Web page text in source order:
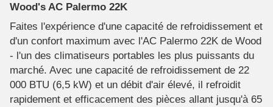
Wood's AC Palermo 22K
Faites l'expérience d'une capacité de refroidissement et
d'un confort maximum avec l'AC Palermo 22K de Wood
- l'un des climatiseurs portables les plus puissants du
marché. Avec une capacité de refroidissement de 22
000 BTU (6,5 kW) et un débit d'air élevé, il refroidit
rapidement et efficacement des pièces allant jusqu'à 65